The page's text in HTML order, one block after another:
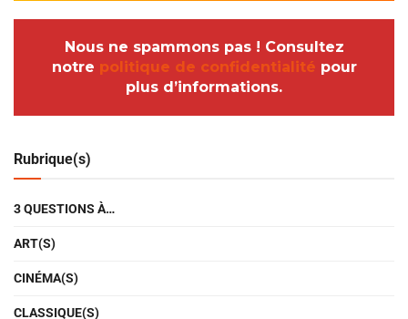
Nous ne spammons pas ! Consultez
notre politique de confidentialité pour
plus d’informations.
Rubrique(s)
3 QUESTIONS À…
ART(S)
CINÉMA(S)
CLASSIQUE(S)